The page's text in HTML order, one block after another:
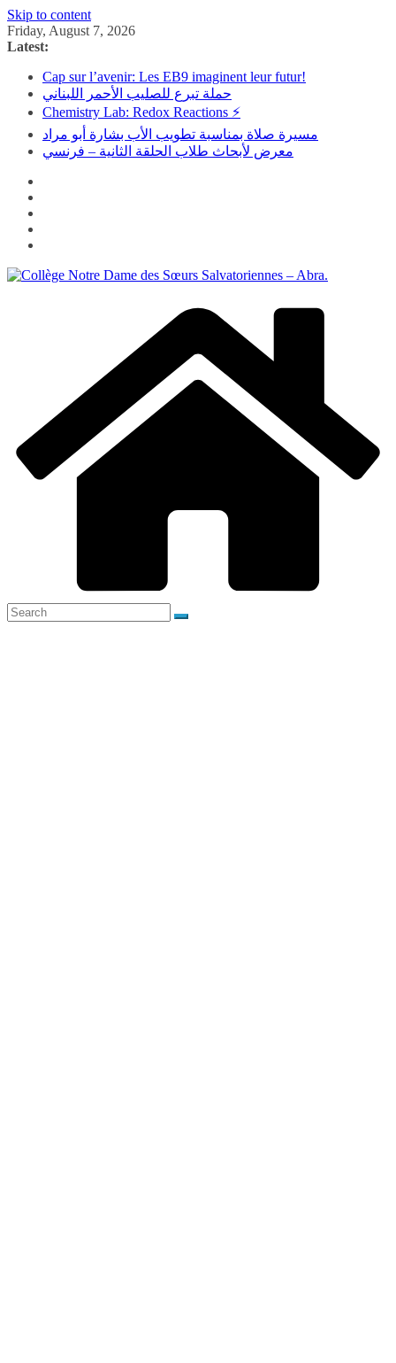
Skip to content
Friday, August 7, 2026
Latest:
Cap sur l’avenir: Les EB9 imaginent leur futur!
حملة تبرع للصليب الأحمر اللبناني
Chemistry Lab: Redox Reactions ⚡
مسيرة صلاة بمناسبة تطويب الأب بشارة أبو مراد
معرض لأبحاث طلاب الحلقة الثانية – فرنسي